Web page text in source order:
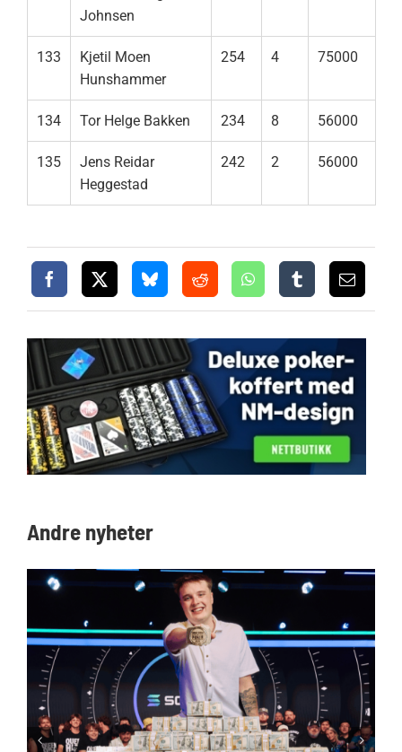
Johnsen
133
Kjetil Moen
Hunshammer
254 4 75000
134 Tor Helge Bakken 234 8 56000
135
Jens Reidar
Heggestad
242 2 56000
Andre nyheter